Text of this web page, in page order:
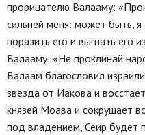
прорицателю Валааму:
сильней меня: может быть, я
поразить его и выгнать его
Валааму: «Не проклинай
Валаам благословил
звезда от Иакова и
князей Моава и сокрушает
под владением, Сеир будет